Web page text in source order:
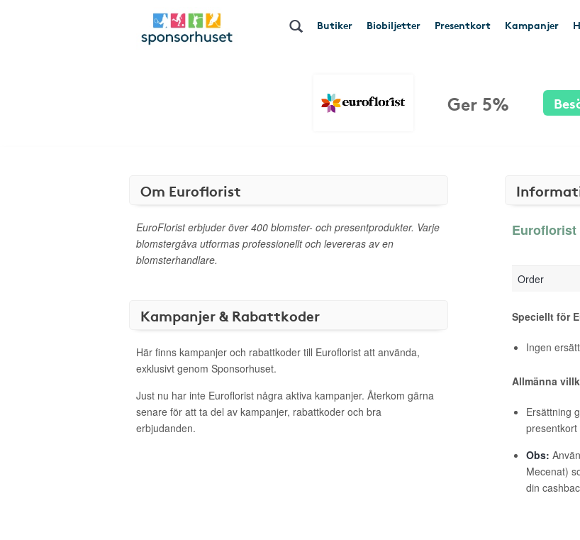
Butiker Biobiljetter Presentkort Kampanjer
Ger 5%
Om Euroflorist
EuroFlorist erbjuder över 400 blomster- och presentprodukter. Varje
blomstergåva utformas professionellt och levereras av en
blomsterhandlare.
Kampanjer & Rabattkoder
Här finns kampanjer och rabattkoder till Euroflorist att använda,
exklusivt genom Sponsorhuset.
Just nu har inte Euroflorist några aktiva kampanjer. Återkom gärna
senare för att ta del av kampanjer, rabattkoder och bra
erbjudanden.
Euroflorist
Order
Speciellt för
Ingen
Allmänna
Ersättning
presentkort
Obs:
Mecenat)
din